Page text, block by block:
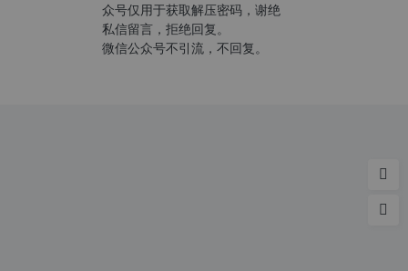
众号仅用于获取解压密码，谢绝
私信留言，拒绝回复。
微信公众号不引流，不回复。